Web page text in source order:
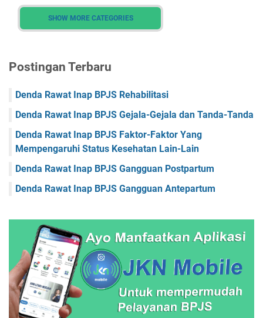
Faskes Kalimantan Tengah Faskes Kalimantan Timur
Faskes Kalimantan Utara Faskes Kepulauan Riau
Faskes Nusa Tenggara Barat
Faskes Papua Pegunungan
Faskes Papua Selatan Faskes Papua Tengah
Faskes Riau Faskes Sulawesi Barat
Faskes Sulawesi Selatan Faskes Sulawesi Tengah
Faskes Sulawesi Tenggara Faskes Sulawesi Utara
Faskes Sumatera Utara Faskes Yogyakarta
SHOW MORE CATEGORIES
Postingan Terbaru
Denda Rawat Inap BPJS Rehabilitasi
Denda Rawat Inap BPJS Gejala-Gejala dan Tanda-Tanda
Denda Rawat Inap BPJS Faktor-Faktor Yang
Mempengaruhi Status Kesehatan Lain-Lain
Denda Rawat Inap BPJS Gangguan Postpartum
Denda Rawat Inap BPJS Gangguan Antepartum